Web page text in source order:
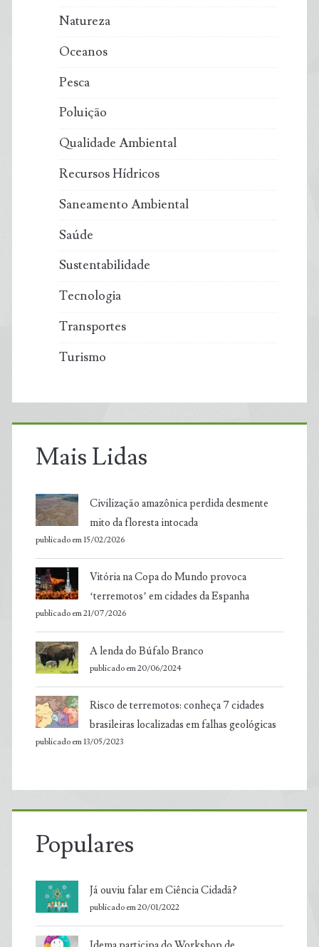
Natureza
Oceanos
Pesca
Poluição
Qualidade Ambiental
Recursos Hídricos
Saneamento Ambiental
Saúde
Sustentabilidade
Tecnologia
Transportes
Turismo
Mais Lidas
Civilização amazônica perdida desmente
mito da floresta intocada
publicado em 15/02/2026
Vitória na Copa do Mundo provoca
‘terremotos’ em cidades da Espanha
publicado em 21/07/2026
A lenda do Búfalo Branco
publicado em 20/06/2024
Risco de terremotos: conheça 7 cidades
brasileiras localizadas em falhas geológicas
publicado em 13/05/2023
Populares
Já ouviu falar em Ciência Cidadã?
publicado em 20/01/2022